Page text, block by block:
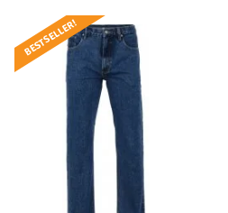
BESTSELLER!